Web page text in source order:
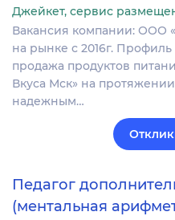
Джейкет, сервис
Вакансия компании: ООО
на рынке с 2016г.
продажа продуктов
Вкуса Мск» на
надежным…
Педагог
(ментальная